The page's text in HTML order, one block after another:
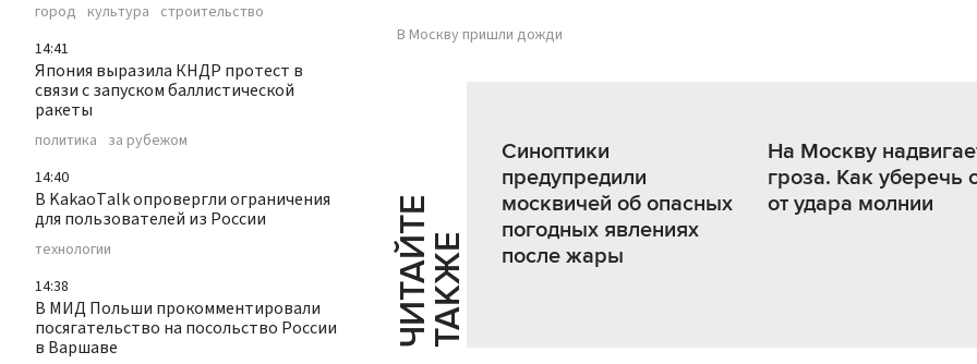
город культура строительство
14:41
Япония выразила КНДР протест в
связи с запуском баллистической
ракеты
политика за рубежом
14:40
В KakaoTalk опровергли ограничения
для пользователей из России
технологии
14:38
В МИД Польши прокомментировали
посягательство на посольство России
в Варшаве
В Москву пришли дожди
Ч
И
Т
АЙ
Т
Е
Т
А
К
ЖЕ
Синоптики
предупредили
москвичей об опасных
погодных явлениях
после жары
На Москву
гроза. Как уберечь
от удара молнии